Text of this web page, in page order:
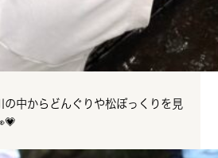
中からどんぐりや松ぼっくりを見